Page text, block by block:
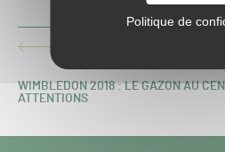
Politique de
ARTICLE
PRÉCÉDENT :
[REVUE DU WEB] : LES
ARTICLE
WIMBLEDON 2018 : LE GAZON AU
ATTENTIONS